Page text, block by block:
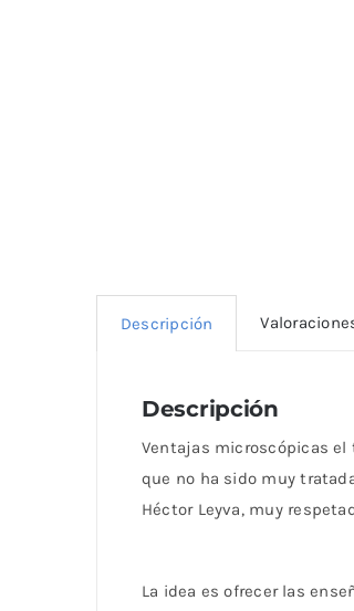
Descripción
Descripción
Ventajas microscópicas
que no ha sido muy
Héctor Leyva, muy
La idea es ofrecer las